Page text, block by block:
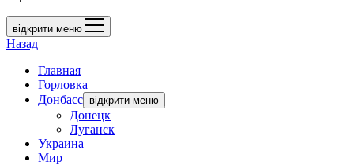
відкрити меню
Назад
Главная
Горловка
Донбасс відкрити меню
Донецк
Луганск
Украина
Мир